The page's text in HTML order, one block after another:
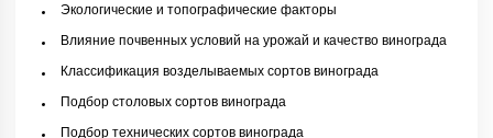
Экологические и топографические факторы
Влияние почвенных условий на урожай и качество винограда
Классификация возделываемых сортов винограда
Подбор столовых сортов винограда
Подбор технических сортов винограда